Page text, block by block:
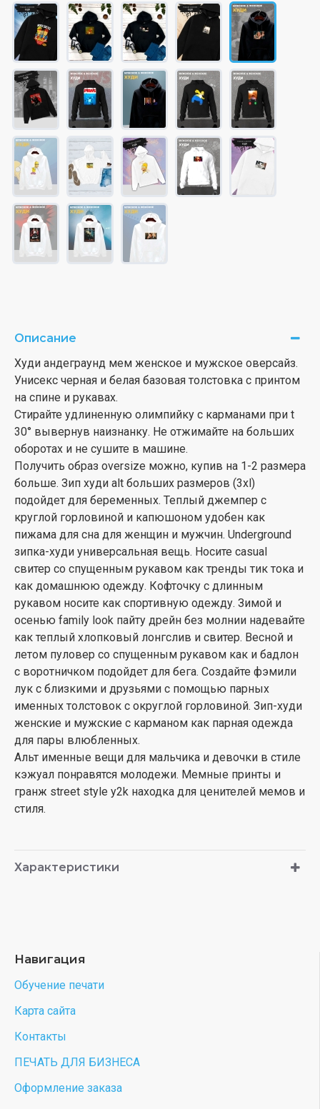
Описание
Худи андеграунд мем женское и мужское оверсайз.
Унисекс черная и белая базовая толстовка с принтом
на спине и рукавах.
Стирайте удлиненную олимпийку с карманами при t
30° вывернув наизнанку. Не отжимайте на больших
оборотах и не сушите в машине.
Получить образ oversize можно, купив на 1-2 размера
больше. Зип худи alt больших размеров (3xl)
подойдет для беременных. Теплый джемпер с
круглой горловиной и капюшоном удобен как
пижама для сна для женщин и мужчин. Underground
зипка-худи универсальная вещь. Носите casual
свитер со спущенным рукавом как тренды тик тока и
как домашнюю одежду. Кофточку с длинным
рукавом носите как спортивную одежду. Зимой и
осенью family look пайту дрейн без молнии надевайте
как теплый хлопковый лонгслив и свитер. Весной и
летом пуловер со спущенным рукавом как и бадлон
с воротничком подойдет для бега. Создайте фэмили
лук с близкими и друзьями с помощью парных
именных толстовок с округлой горловиной. Зип-худи
женские и мужские с карманом как парная одежда
для пары влюбленных.
Альт именные вещи для мальчика и девочки в стиле
кэжуал понравятся молодежи. Мемные принты и
гранж street style y2k находка для ценителей мемов и
стиля.
Характеристики
Навигация
Обучение печати
Карта сайта
Контакты
ПЕЧАТЬ ДЛЯ БИЗНЕСА
Оформление заказа